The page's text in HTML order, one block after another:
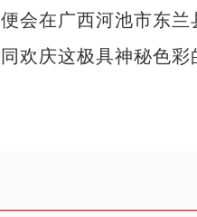
在广西河池市东兰
欢庆这极具神秘色彩